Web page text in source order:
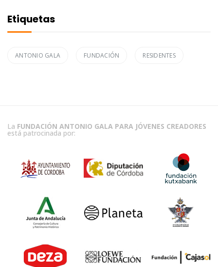
Etiquetas
ANTONIO GALA FUNDACIÓN RESIDENTES
La FUNDACIÓN ANTONIO GALA PARA JÓVENES CREADORES
está patrocinada por: